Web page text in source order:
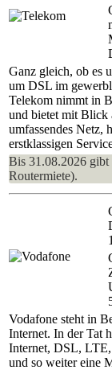
Ganz gleich, ob es
um DSL im
Telekom nimmt in
und bietet mit Blick
umfassendes Netz,
erstklassigen
Bis 31.08.2026 gibt
Routermiete).
Vodafone steht in
Internet. In der Tat
Internet, DSL, LTE,
und so weiter eine